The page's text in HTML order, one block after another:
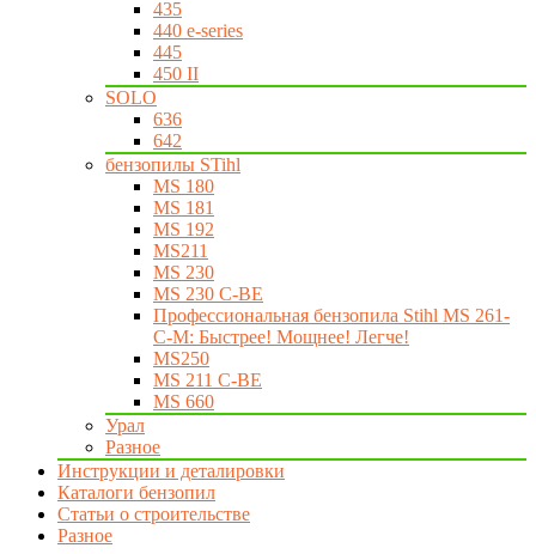
435
440 e-series
445
450 II
SOLO
636
642
бензопилы STihl
MS 180
MS 181
MS 192
MS211
MS 230
MS 230 C-BE
Профессиональная бензопила Stihl MS 261-
C-M: Быстрее! Мощнее! Легче!
MS250
MS 211 C-BE
MS 660
Урал
Разное
Инструкции и деталировки
Каталоги бензопил
Статьи о строительстве
Разное